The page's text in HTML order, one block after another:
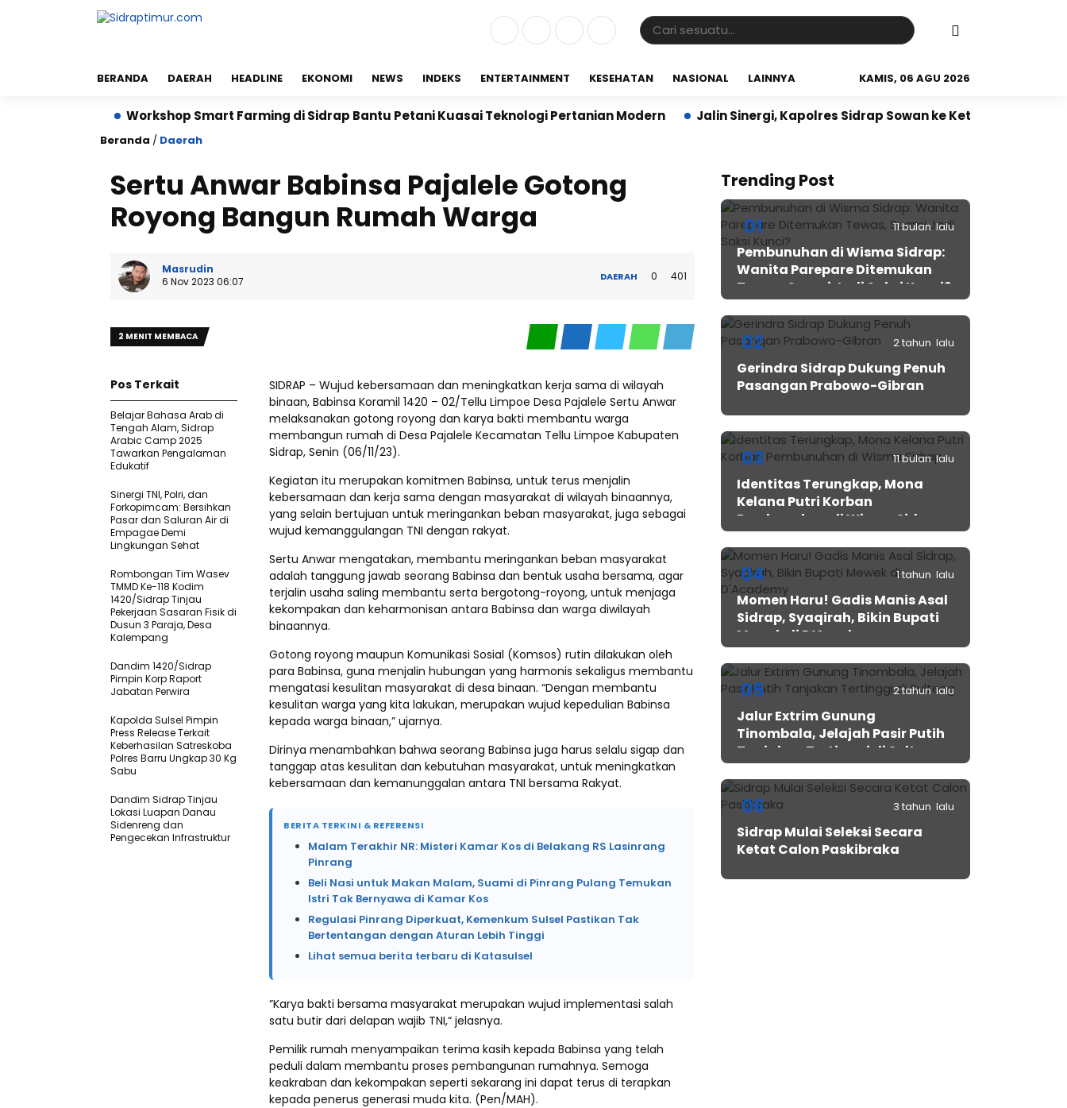
BERANDA DAERAH HEADLINE EKONOMI NEWS INDEKS ENTERTAINMENT KESEHATAN NASIONAL LAINNYA KAMIS, 06 AGU 2026
Workshop Smart Farming di Sidrap Bantu Petani Kuasai Teknologi Pertanian Modern Jalin Sinergi, Kapolres Sidrap Sowan ke Ketua NU Sidrap
Beranda / Daerah
Sertu Anwar Babinsa Pajalele Gotong
Royong Bangun Rumah Warga
Masrudin
6 Nov 2023 06:07
DAERAH 0 401
2 MENIT MEMBACA
SIDRAP – Wujud kebersamaan dan meningkatkan kerja sama di wilayah
binaan, Babinsa Koramil 1420 – 02/Tellu Limpoe Desa Pajalele Sertu Anwar
melaksanakan gotong royong dan karya bakti membantu warga
membangun rumah di Desa Pajalele Kecamatan Tellu Limpoe Kabupaten
Sidrap, Senin (06/11/23).
Kegiatan itu merupakan komitmen Babinsa, untuk terus menjalin
kebersamaan dan kerja sama dengan masyarakat di wilayah binaannya,
yang selain bertujuan untuk meringankan beban masyarakat, juga sebagai
wujud kemanggulangan TNI dengan rakyat.
Sertu Anwar mengatakan, membantu meringankan beban masyarakat
adalah tanggung jawab seorang Babinsa dan bentuk usaha bersama, agar
terjalin usaha saling membantu serta bergotong-royong, untuk menjaga
kekompakan dan keharmonisan antara Babinsa dan warga diwilayah
binaannya.
Gotong royong maupun Komunikasi Sosial (Komsos) rutin dilakukan oleh
para Babinsa, guna menjalin hubungan yang harmonis sekaligus membantu
mengatasi kesulitan masyarakat di desa binaan. “Dengan membantu
kesulitan warga yang kita lakukan, merupakan wujud kepedulian Babinsa
kepada warga binaan,” ujarnya.
Dirinya menambahkan bahwa seorang Babinsa juga harus selalu sigap dan
tanggap atas kesulitan dan kebutuhan masyarakat, untuk meningkatkan
kebersamaan dan kemanunggalan antara TNI bersama Rakyat.
BERITA TERKINI & REFERENSI
Malam Terakhir NR: Misteri Kamar Kos di Belakang RS Lasinrang
Pinrang
Beli Nasi untuk Makan Malam, Suami di Pinrang Pulang Temukan
Istri Tak Bernyawa di Kamar Kos
Regulasi Pinrang Diperkuat, Kemenkum Sulsel Pastikan Tak
Bertentangan dengan Aturan Lebih Tinggi
Lihat semua berita terbaru di Katasulsel
”Karya bakti bersama masyarakat merupakan wujud implementasi salah
satu butir dari delapan wajib TNI,“ jelasnya.
Pemilik rumah menyampaikan terima kasih kepada Babinsa yang telah
peduli dalam membantu proses pembangunan rumahnya. Semoga
keakraban dan kekompakan seperti sekarang ini dapat terus di terapkan
kepada penerus generasi muda kita. (Pen/MAH).
Pos Terkait
Belajar Bahasa Arab di
Tengah Alam, Sidrap
Arabic Camp 2025
Tawarkan Pengalaman
Edukatif
Sinergi TNI, Polri, dan
Forkopimcam: Bersihkan
Pasar dan Saluran Air di
Empagae Demi
Lingkungan Sehat
Rombongan Tim Wasev
TMMD Ke-118 Kodim
1420/Sidrap Tinjau
Pekerjaan Sasaran Fisik di
Dusun 3 Paraja, Desa
Kalempang
Dandim 1420/Sidrap
Pimpin Korp Raport
Jabatan Perwira
Kapolda Sulsel Pimpin
Press Release Terkait
Keberhasilan Satreskoba
Polres Barru Ungkap 30 Kg
Sabu
Dandim Sidrap Tinjau
Lokasi Luapan Danau
Sidenreng dan
Pengecekan Infrastruktur
Trending Post
01 11 bulan lalu
Pembunuhan di Wisma Sidrap:
Wanita Parepare Ditemukan
Tewas, Suami Jadi Saksi Kunci?
02 2 tahun lalu
Gerindra Sidrap Dukung Penuh
Pasangan Prabowo-Gibran
03 11 bulan lalu
Identitas Terungkap, Mona
Kelana Putri Korban
Pembunuhan di Wisma Sidrap
04 1 tahun lalu
Momen Haru! Gadis Manis Asal
Sidrap, Syaqirah, Bikin Bupati
Mewek di D’Academy​
05 2 tahun lalu
Jalur Extrim Gunung
Tinombala, Jelajah Pasir Putih
Tanjakan Tertinggi di Sulteng
06 3 tahun lalu
Sidrap Mulai Seleksi Secara
Ketat Calon Paskibraka